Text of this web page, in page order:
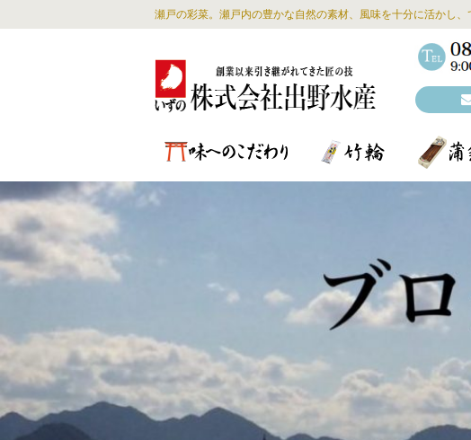
瀬戸の彩菜。瀬戸内の豊かな自然の素材、風味を十分に活かし、